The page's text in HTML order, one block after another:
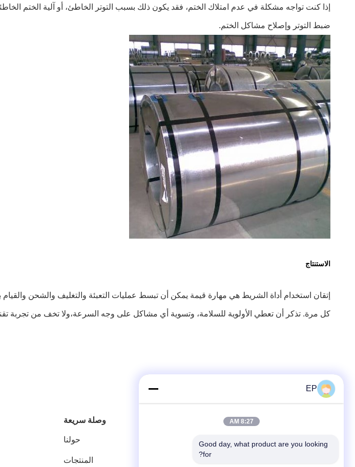
إذا كنت تواجه مشكلة في عدم امتلاك الختم، فقد يكون ذلك بسبب التوتر الخاطئ، أو آلية الختم
ضبط التوتر وإصلاح مشاكل الختم.
الاستنتاج
إتقان استخدام أداة الشريط هي مهارة قيمة يمكن أن تبسط عمليات التعبئة والتغليف والشحن
كل مرة. تذكر أن تعطي الأولوية للسلامة، وتسوية أي مشاكل على وجه السرعة،ولا تخف من تجربة
وصلة سريعة
حولنا
المنتجات
EP
8:27 AM
Good day, what product are you looking
for?